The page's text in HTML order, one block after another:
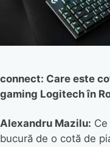
connect: Care este
gaming Logitech în
Alexandru Mazilu:
bucură de o cotă de